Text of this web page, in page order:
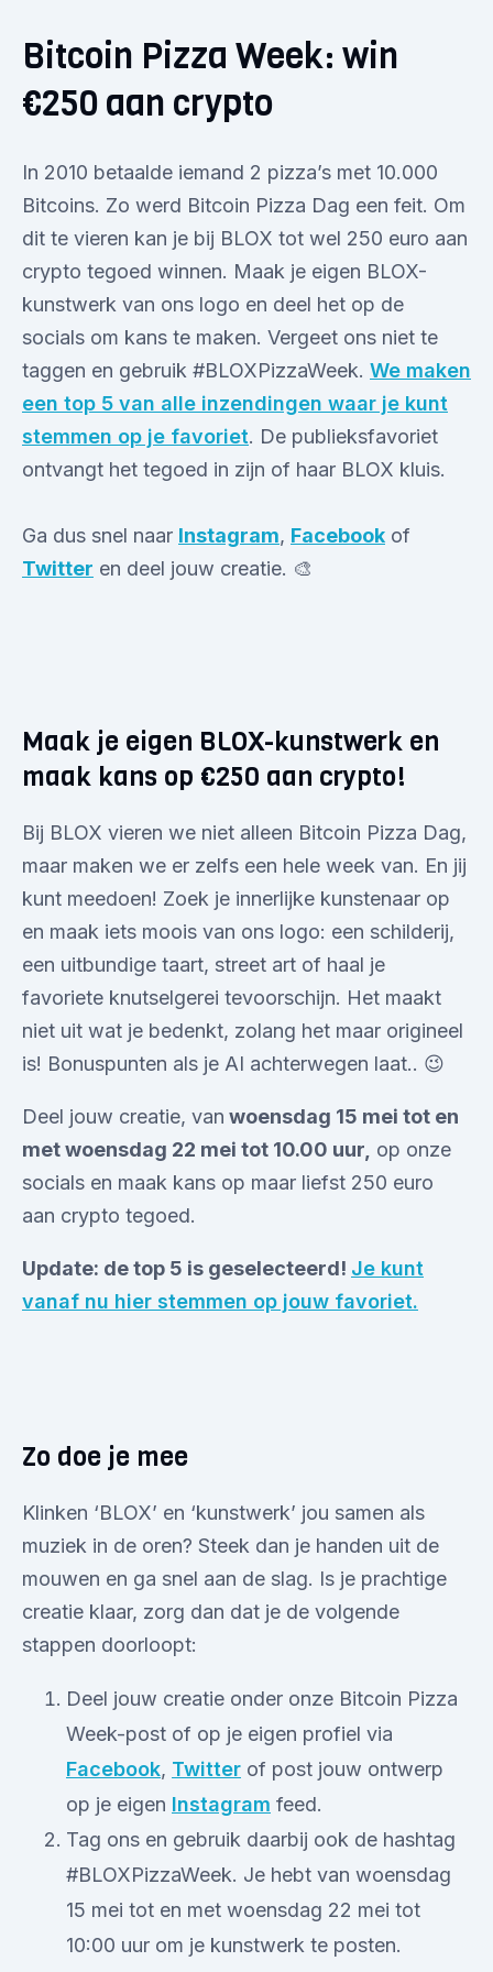
Bitcoin Pizza Week: win
€250 aan crypto
In 2010 betaalde iemand 2 pizza’s met 10.000
Bitcoins. Zo werd Bitcoin Pizza Dag een feit. Om
dit te vieren kan je bij BLOX tot wel 250 euro aan
crypto tegoed winnen. Maak je eigen BLOX-
kunstwerk van ons logo en deel het op de
socials om kans te maken. Vergeet ons niet te
taggen en gebruik #BLOXPizzaWeek. We maken
een top 5 van alle inzendingen waar je kunt
stemmen op je favoriet. De publieksfavoriet
ontvangt het tegoed in zijn of haar BLOX kluis.
Ga dus snel naar Instagram, Facebook of
Twitter en deel jouw creatie. 🎨
Maak je eigen BLOX-kunstwerk en
maak kans op €250 aan crypto!
Bij BLOX vieren we niet alleen Bitcoin Pizza Dag,
maar maken we er zelfs een hele week van. En jij
kunt meedoen! Zoek je innerlijke kunstenaar op
en maak iets moois van ons logo: een schilderij,
een uitbundige taart, street art of haal je
favoriete knutselgerei tevoorschijn. Het maakt
niet uit wat je bedenkt, zolang het maar origineel
is! Bonuspunten als je AI achterwegen laat.. 😉
Deel jouw creatie, van woensdag 15 mei tot en
met woensdag 22 mei tot 10.00 uur, op onze
socials en maak kans op maar liefst 250 euro
aan crypto tegoed.
Update: de top 5 is geselecteerd! Je kunt
vanaf nu hier stemmen op jouw favoriet.
Zo doe je mee
Klinken ‘BLOX’ en ‘kunstwerk’ jou samen als
muziek in de oren? Steek dan je handen uit de
mouwen en ga snel aan de slag. Is je prachtige
creatie klaar, zorg dan dat je de volgende
stappen doorloopt:
Deel jouw creatie onder onze Bitcoin Pizza
Week-post of op je eigen profiel via
Facebook, Twitter of post jouw ontwerp
op je eigen Instagram feed.
Tag ons en gebruik daarbij ook de hashtag
#BLOXPizzaWeek. Je hebt van woensdag
15 mei tot en met woensdag 22 mei tot
10:00 uur om je kunstwerk te posten.